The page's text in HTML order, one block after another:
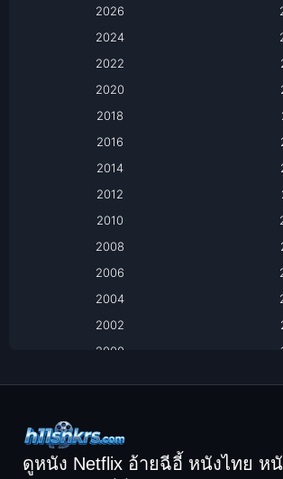
Based on a True Story เรื่องจริง
Based on a True Story เรื่องจริง
Comedy ตลก
2026
2024
2022
2020
2018
2016
2014
2012
2010
2008
2006
2004
2002
2000
1994
1992
ดูหนัง Netflix อ้ายฉีอี้ หนังไทย ห